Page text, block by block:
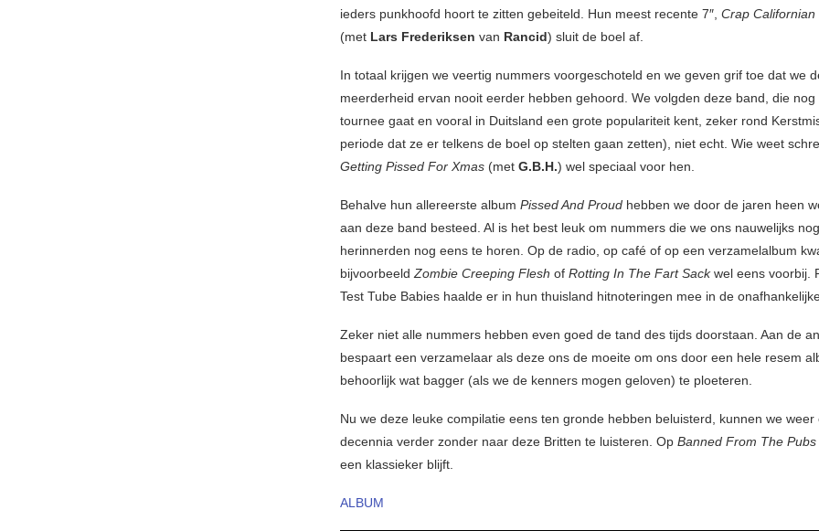
ieders punkhoofd hoort te zitten gebeiteld. Hun meest recente 7″, Crap Californian
(met Lars Frederiksen van Rancid) sluit de boel af.
In totaal krijgen we veertig nummers voorgeschoteld en we geven grif toe dat we
meerderheid ervan nooit eerder hebben gehoord. We volgden deze band, die nog
tournee gaat en vooral in Duitsland een grote populariteit kent, zeker rond
periode dat ze er telkens de boel op stelten gaan zetten), niet echt. Wie weet
Getting Pissed For Xmas (met G.B.H.) wel speciaal voor hen.
Behalve hun allereerste album Pissed And Proud hebben we door de jaren heen
aan deze band besteed. Al is het best leuk om nummers die we ons nauwelijks nog
herinnerden nog eens te horen. Op de radio, op café of op een verzamelalbum
bijvoorbeeldZombie Creeping Flesh of Rotting In The Fart Sackwel eens voorbij.
Test Tube Babies haalde er in hun thuisland hitnoteringen mee in de
Zeker niet alle nummers hebben even goed de tand des tijds doorstaan. Aan de
bespaart een verzamelaar als deze ons de moeite om ons door een hele resem
behoorlijk wat bagger (als we de kenners mogen geloven) te ploeteren.
Nu we deze leuke compilatie eens ten gronde hebben beluisterd, kunnen we weer
decennia verder zonder naar deze Britten te luisteren. Op Banned From The Pubs
een klassieker blijft.
ALBUM